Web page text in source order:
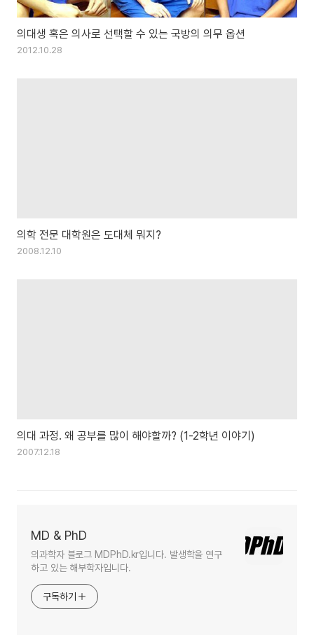
의대생 혹은 의사로 선택할 수 있는 국방의 의무 옵션
2012.10.28
의학 전문 대학원은 도대체 뭐지?
2008.12.10
의대 과정. 왜 공부를 많이 해야할까? (1-2학년 이야기)
2007.12.18
MD & PhD
의과학자 블로그 MDPhD.kr입니다. 발생학을 연구
하고 있는 해부학자입니다.
구독하기